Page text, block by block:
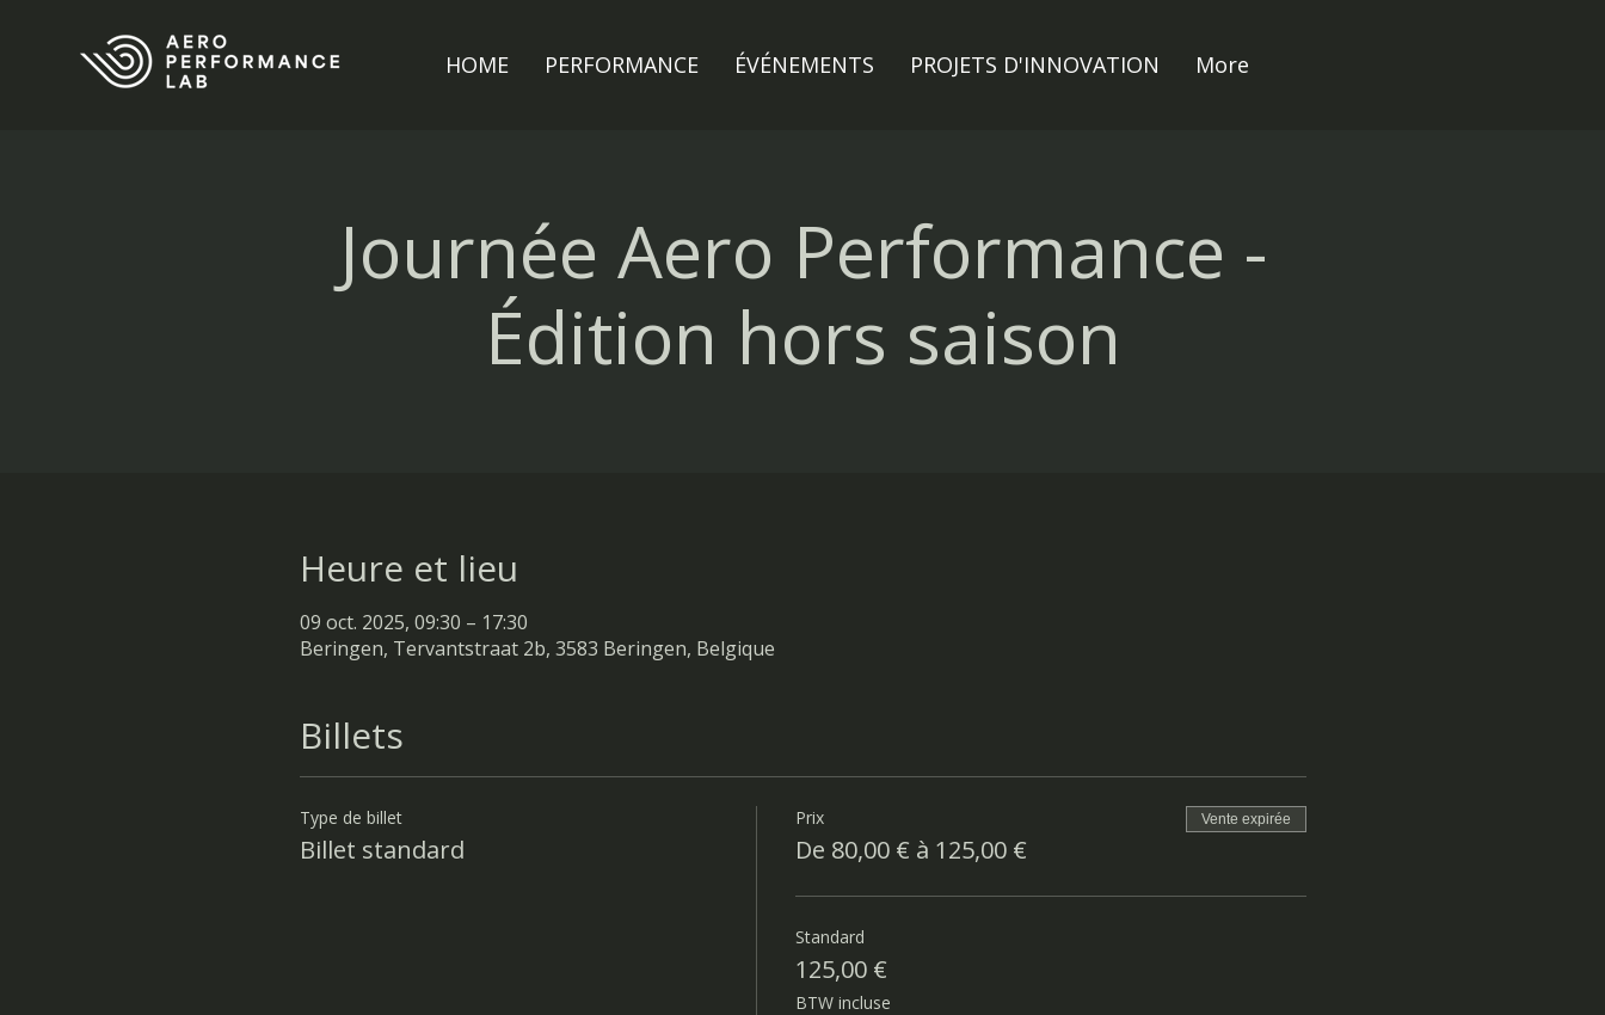
HOME PERFORMANCE ÉVÉNEMENTS PROJETS D'INNOVATION More
Journée Aero Performance -
Édition hors saison
Heure et lieu
09 oct. 2025, 09:30 – 17:30
Beringen, Tervantstraat 2b, 3583 Beringen, Belgique
Billets
Type de billet
Billet standard
Prix
De 80,00 € à 125,00 €
Vente expirée
Standard
125,00 €
BTW incluse